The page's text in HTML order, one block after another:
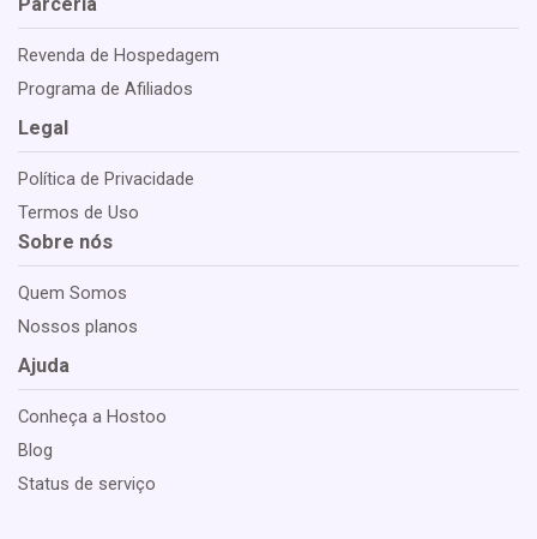
Revenda de Hospedagem
Programa de Afiliados
Legal
Política de Privacidade
Termos de Uso
Sobre nós
Quem Somos
Nossos planos
Ajuda
Conheça a Hostoo
Blog
Status de serviço